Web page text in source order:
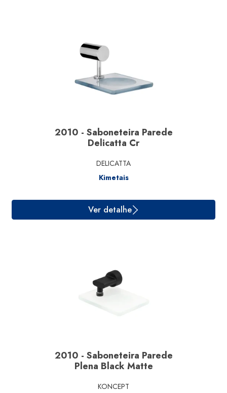
2010 - Saboneteira Parede
Delicatta Cr
DELICATTA
Kimetais
2010 - Saboneteira Parede
Plena Black Matte
KONCEPT